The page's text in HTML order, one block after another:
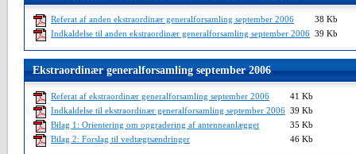
Referat af anden ekstraordinær generalforsamling september 2006
38 Kb
Indkaldelse til anden ekstraordinær generalforsamling september 2006 39 Kb
Ekstraordinær generalforsamling september 2006
Referat af ekstraordinær generalforsamling september 2006
41 Kb
Indkaldelse til ekstraordinær generalforsamling september 2006 39 Kb
Bilag 1: Orientering om opgradering af antenneanlægget
35 Kb
Bilag 2: Forslag til vedtægtsændringer
46 Kb